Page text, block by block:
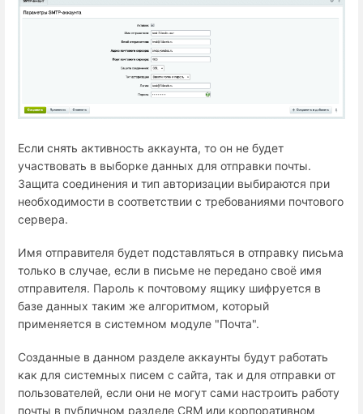
Если снять активность аккаунта, то он не будет
участвовать в выборке данных для отправки почты.
Защита соединения и тип авторизации выбираются при
необходимости в соответствии с требованиями почтового
сервера.
Имя отправителя будет подставляться в отправку письма
только в случае, если в письме не передано своё имя
отправителя. Пароль к почтовому ящику шифруется в
базе данных таким же алгоритмом, который
применяется в системном модуле "Почта".
Созданные в данном разделе аккаунты будут работать
как для системных писем с сайта, так и для отправки от
пользователей, если они не могут сами настроить работу
почты в публичном разделе CRM или корпоративном